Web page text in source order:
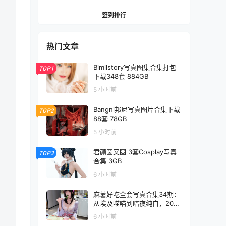
签到排行
热门文章
TOP1
Bimilstory写真图集合集打包
下载348套 884GB
5 小时前
TOP2
Bangni邦尼写真图片合集下载
88套 78GB
5 小时前
TOP3
君颜圆又圆 3套Cosplay写真
合集 3GB
6 小时前
麻薯好吃全套写真合集34期：
从埃及喵喵到暗夜纯白，20G
超高清直出！
6 小时前